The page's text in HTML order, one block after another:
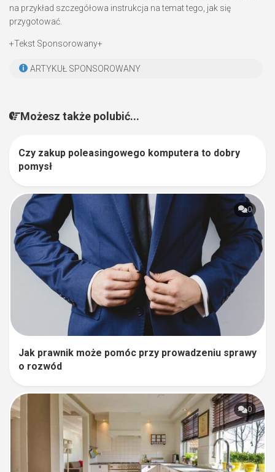
na przykład szczegółowa instrukcja na temat tego, jak się
przygotować.
+Tekst Sponsorowany+
ARTYKUŁ SPONSOROWANY
Możesz także polubić...
Czy zakup poleasingowego komputera to dobry
pomysł
0
Jak prawnik może pomóc przy prowadzeniu sprawy
o rozwód
0